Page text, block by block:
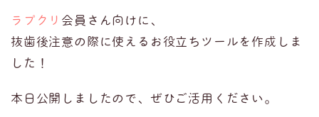
ラプクリ 会員さん向けに、
抜歯後注意の際に使えるお役立ちツールを作成しま
した！
本日公開しましたので、ぜひご活用ください。